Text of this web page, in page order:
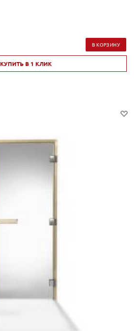
В КОРЗИНУ
КУПИТЬ В 1 КЛИК